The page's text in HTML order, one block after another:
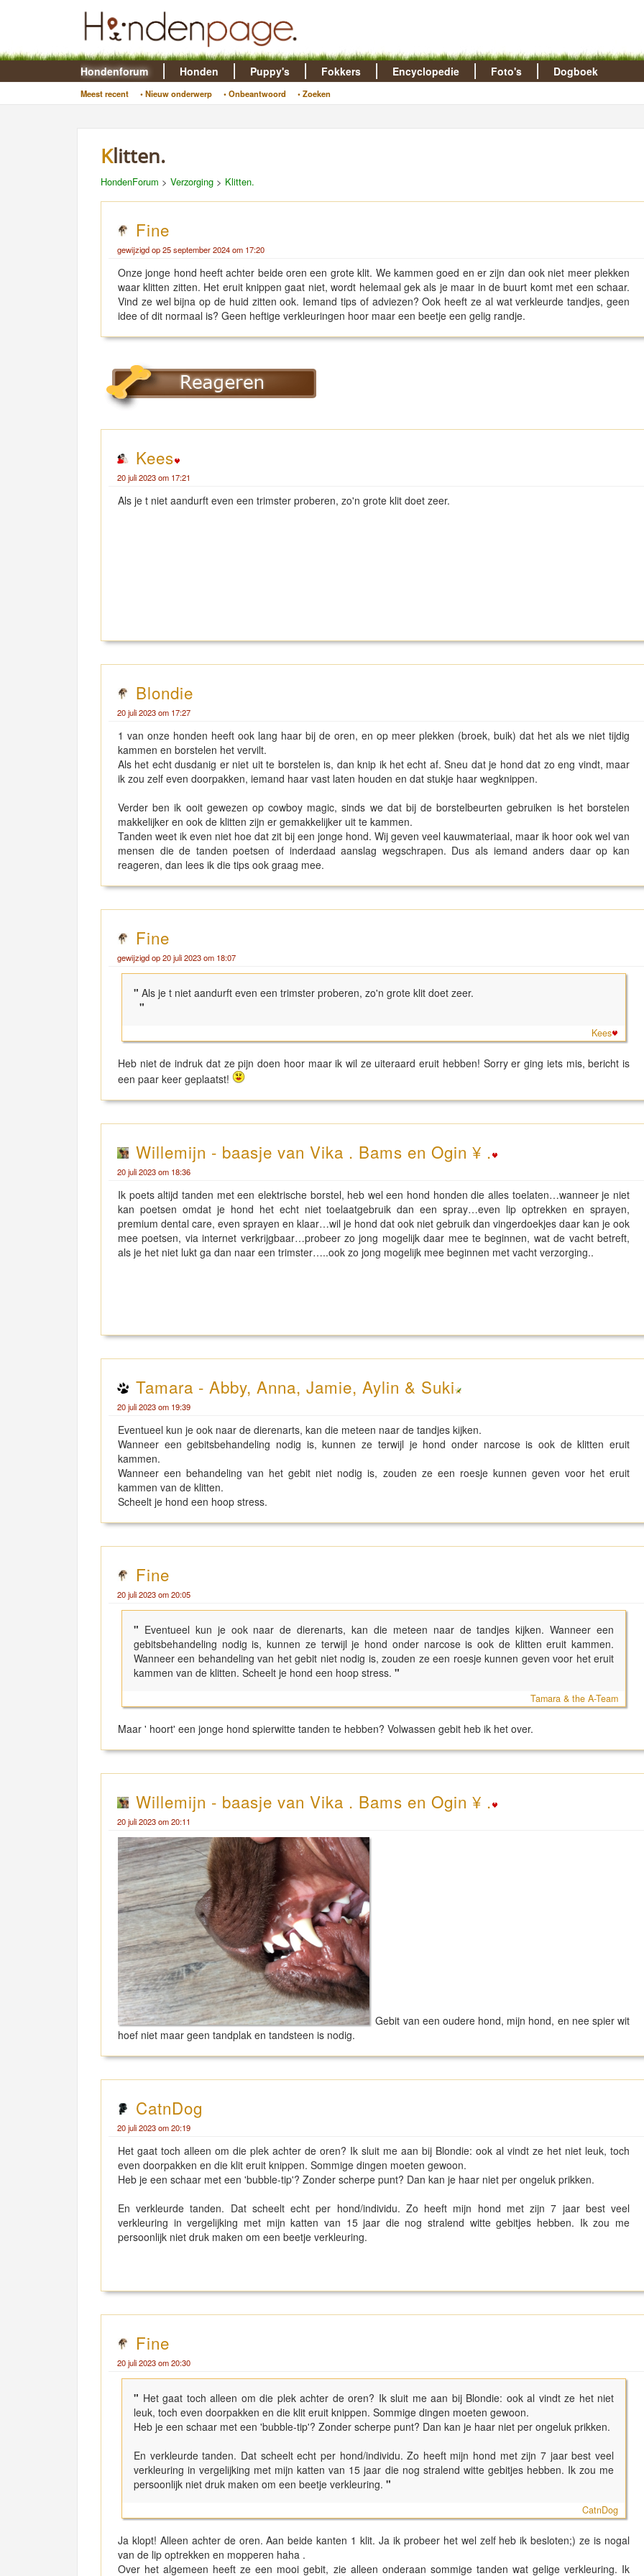
Hondenforum
Meest recent • Nieuw onderwerp • Onbeantwoord • Zoeken
Honden Puppy's Fokkers Encyclopedie Foto's Dogboek
Klitten.
HondenForum > Verzorging > Klitten.
Fine
gewijzigd op 25 september 2024 om 17:20
Onze jonge hond heeft achter beide oren een grote klit. We kammen goed en er zijn dan ook niet meer plekken
waar klitten zitten. Het eruit knippen gaat niet, wordt helemaal gek als je maar in de buurt komt met een schaar.
Vind ze wel bijna op de huid zitten ook. Iemand tips of adviezen? Ook heeft ze al wat verkleurde tandjes, geen
idee of dit normaal is? Geen heftige verkleuringen hoor maar een beetje een gelig randje.
Kees
20 juli 2023 om 17:21
Als je t niet aandurft even een trimster proberen, zo'n grote klit doet zeer.
Blondie
20 juli 2023 om 17:27
1 van onze honden heeft ook lang haar bij de oren, en op meer plekken (broek, buik) dat het als we niet tijdig
kammen en borstelen het vervilt.
Als het echt dusdanig er niet uit te borstelen is, dan knip ik het echt af. Sneu dat je hond dat zo eng vindt, maar
ik zou zelf even doorpakken, iemand haar vast laten houden en dat stukje haar wegknippen.
Verder ben ik ooit gewezen op cowboy magic, sinds we dat bij de borstelbeurten gebruiken is het borstelen
makkelijker en ook de klitten zijn er gemakkelijker uit te kammen.
Tanden weet ik even niet hoe dat zit bij een jonge hond. Wij geven veel kauwmateriaal, maar ik hoor ook wel van
mensen die de tanden poetsen of inderdaad aanslag wegschrapen. Dus als iemand anders daar op kan
reageren, dan lees ik die tips ook graag mee.
Fine
gewijzigd op 20 juli 2023 om 18:07
" Als je t niet aandurft even een trimster proberen, zo'n grote klit doet zeer.
"
Kees
Heb niet de indruk dat ze pijn doen hoor maar ik wil ze uiteraard eruit hebben! Sorry er ging iets mis, bericht is
een paar keer geplaatst!
Willemijn - baasje van Vika . Bams en Ogin ¥ .
20 juli 2023 om 18:36
Ik poets altijd tanden met een elektrische borstel, heb wel een hond honden die alles toelaten…wanneer je niet
kan poetsen omdat je hond het echt niet toelaatgebruik dan een spray…even lip optrekken en sprayen,
premium dental care, even sprayen en klaar…wil je hond dat ook niet gebruik dan vingerdoekjes daar kan je ook
mee poetsen, via internet verkrijgbaar…probeer zo jong mogelijk daar mee te beginnen, wat de vacht betreft,
als je het niet lukt ga dan naar een trimster…..ook zo jong mogelijk mee beginnen met vacht verzorging..
Tamara - Abby, Anna, Jamie, Aylin & Suki
20 juli 2023 om 19:39
Eventueel kun je ook naar de dierenarts, kan die meteen naar de tandjes kijken.
Wanneer een gebitsbehandeling nodig is, kunnen ze terwijl je hond onder narcose is ook de klitten eruit
kammen.
Wanneer een behandeling van het gebit niet nodig is, zouden ze een roesje kunnen geven voor het eruit
kammen van de klitten.
Scheelt je hond een hoop stress.
Fine
20 juli 2023 om 20:05
" Eventueel kun je ook naar de dierenarts, kan die meteen naar de tandjes kijken. Wanneer een
gebitsbehandeling nodig is, kunnen ze terwijl je hond onder narcose is ook de klitten eruit kammen.
Wanneer een behandeling van het gebit niet nodig is, zouden ze een roesje kunnen geven voor het eruit
kammen van de klitten. Scheelt je hond een hoop stress. "
Tamara & the A-Team
Maar ' hoort' een jonge hond spierwitte tanden te hebben? Volwassen gebit heb ik het over.
Willemijn - baasje van Vika . Bams en Ogin ¥ .
20 juli 2023 om 20:11
Gebit van een oudere hond, mijn hond, en nee spier wit
hoef niet maar geen tandplak en tandsteen is nodig.
CatnDog
20 juli 2023 om 20:19
Het gaat toch alleen om die plek achter de oren? Ik sluit me aan bij Blondie: ook al vindt ze het niet leuk, toch
even doorpakken en die klit eruit knippen. Sommige dingen moeten gewoon.
Heb je een schaar met een 'bubble-tip'? Zonder scherpe punt? Dan kan je haar niet per ongeluk prikken.
En verkleurde tanden. Dat scheelt echt per hond/individu. Zo heeft mijn hond met zijn 7 jaar best veel
verkleuring in vergelijking met mijn katten van 15 jaar die nog stralend witte gebitjes hebben. Ik zou me
persoonlijk niet druk maken om een beetje verkleuring.
Fine
20 juli 2023 om 20:30
" Het gaat toch alleen om die plek achter de oren? Ik sluit me aan bij Blondie: ook al vindt ze het niet
leuk, toch even doorpakken en die klit eruit knippen. Sommige dingen moeten gewoon.
Heb je een schaar met een 'bubble-tip'? Zonder scherpe punt? Dan kan je haar niet per ongeluk prikken.
En verkleurde tanden. Dat scheelt echt per hond/individu. Zo heeft mijn hond met zijn 7 jaar best veel
verkleuring in vergelijking met mijn katten van 15 jaar die nog stralend witte gebitjes hebben. Ik zou me
persoonlijk niet druk maken om een beetje verkleuring. "
CatnDog
Ja klopt! Alleen achter de oren. Aan beide kanten 1 klit. Ja ik probeer het wel zelf heb ik besloten;) ze is nogal
van de lip optrekken en mopperen haha .
Over het algemeen heeft ze een mooi gebit, zie alleen onderaan sommige tanden wat gelige verkleuring. Ik